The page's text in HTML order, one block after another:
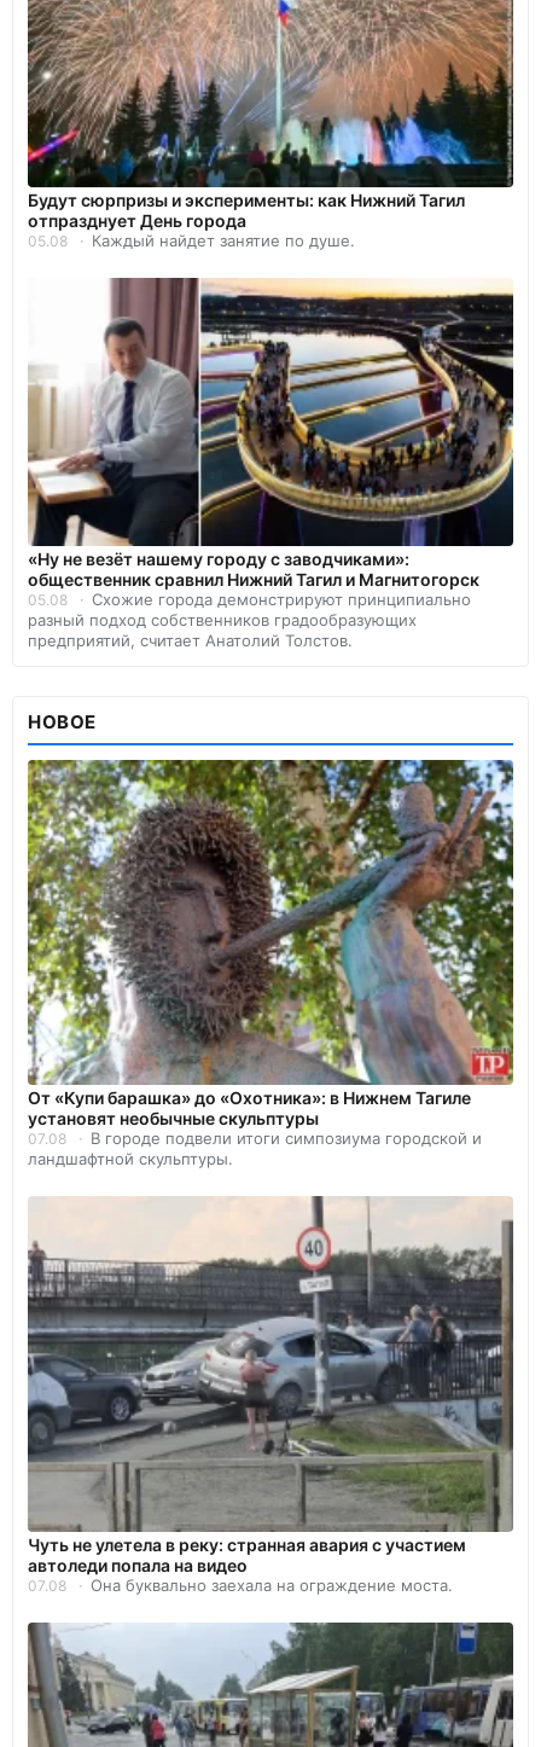
Будут сюрпризы и эксперименты: как Нижний Тагил
отпразднует День города
05.08 Каждый найдет занятие по душе.
«Ну не везёт нашему городу с заводчиками»:
общественник сравнил Нижний Тагил и Магнитогорск
05.08
Схожие города демонстрируют принципиально
разный подход собственников градообразующих
предприятий, считает Анатолий Толстов.
НОВОЕ
От «Купи барашка» до «Охотника»: в Нижнем Тагиле
установят необычные скульптуры
07.08
В городе подвели итоги симпозиума городской и
ландшафтной скульптуры.
Чуть не улетела в реку: странная авария с участием
автоледи попала на видео
07.08 Она буквально заехала на ограждение моста.